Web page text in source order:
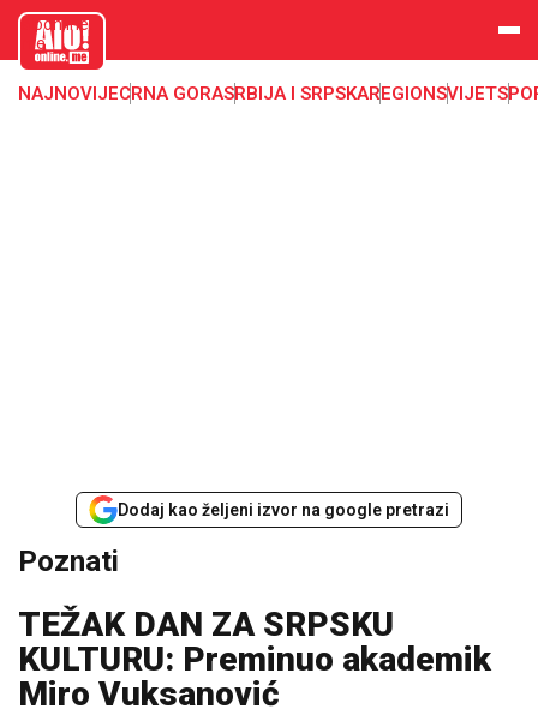
aloonline.
me
NAJNOVIJECRNA GORASRBIJA I SRPSKAREGIONSVIJET
Dodaj kao željeni izvor na google pretrazi
Poznati
TEŽAK DAN ZA SRPSKU
KULTURU: Preminuo akademik
Miro Vuksanović